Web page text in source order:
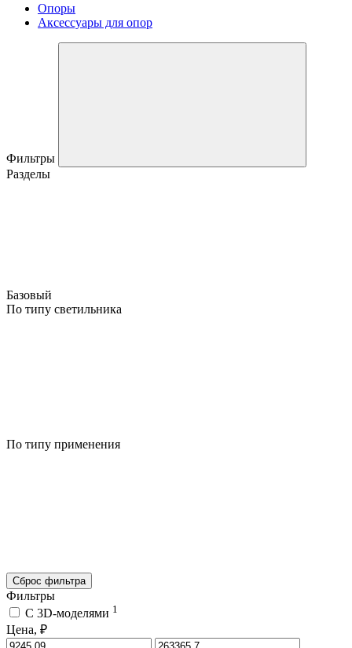
Опоры
Аксессуары для опор
Фильтры
Разделы
Базовый
По типу светильника
По типу применения
Сброс фильтра
Фильтры
C 3D-моделями 1
Цена, ₽